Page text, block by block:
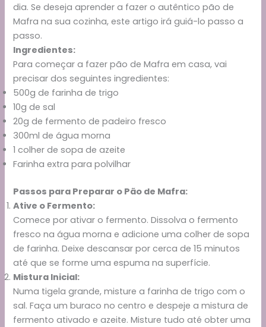
dia. Se deseja aprender a fazer o autêntico pão de
Mafra na sua cozinha, este artigo irá guiá-lo passo a
passo.
Ingredientes:
Para começar a fazer pão de Mafra em casa, vai
precisar dos seguintes ingredientes:
500g de farinha de trigo
10g de sal
20g de fermento de padeiro fresco
300ml de água morna
1 colher de sopa de azeite
Farinha extra para polvilhar
Passos para Preparar o Pão de Mafra:
Ative o Fermento:
Comece por ativar o fermento. Dissolva o fermento
fresco na água morna e adicione uma colher de sopa
de farinha. Deixe descansar por cerca de 15 minutos
até que se forme uma espuma na superfície.
Mistura Inicial:
Numa tigela grande, misture a farinha de trigo com o
sal. Faça um buraco no centro e despeje a mistura de
fermento ativado e azeite. Misture tudo até obter uma